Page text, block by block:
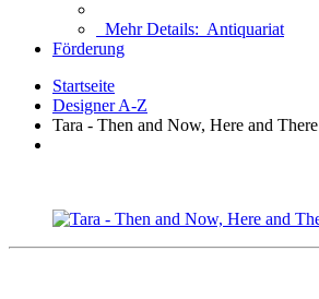
Mehr Details: Antiquariat
Förderung
Startseite
Designer A-Z
Tara - Then and Now, Here and There